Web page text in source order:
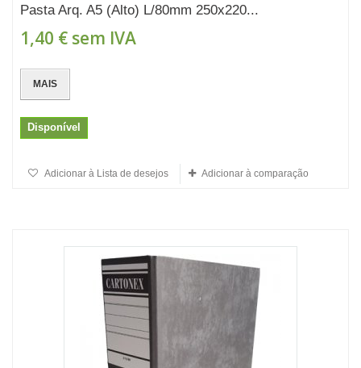
Pasta Arq. A5 (Alto) L/80mm 250x220...
1,40 € sem IVA
MAIS
Disponível
Adicionar à Lista de desejos Adicionar à comparação